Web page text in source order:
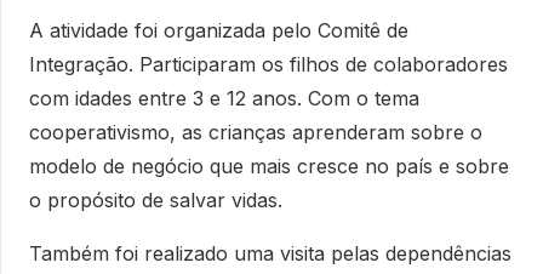
A atividade foi organizada pelo Comitê de
Integração. Participaram os filhos de colaboradores
com idades entre 3 e 12 anos. Com o tema
cooperativismo, as crianças aprenderam sobre o
modelo de negócio que mais cresce no país e sobre
o propósito de salvar vidas.
Também foi realizado uma visita pelas dependências